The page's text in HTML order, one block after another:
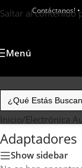
Saltar al contenido
Contáctanos!
Menú
Inicio/Electrónica
Adaptadores
Show sidebar